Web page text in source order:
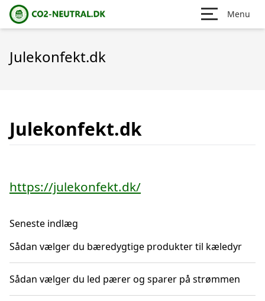
Menu
Julekonfekt.dk
Julekonfekt.dk
https://julekonfekt.dk/
Seneste indlæg
Sådan vælger du bæredygtige produkter til kæledyr
Sådan vælger du led pærer og sparer på strømmen